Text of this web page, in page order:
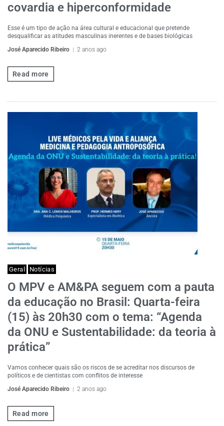
covardia e hiperconformidade
Esse é um tipo de ação na área cultural e educacional que pretende
desqualificar as atitudes masculinas inerentes e de bases biológicas
José Aparecido Ribeiro
2 anos ago
Read more
Geral Notícias
O MPV e AM&PA seguem com a pauta
da educação no Brasil: Quarta-feira
(15) às 20h30 com o tema: “Agenda
da ONU e Sustentabilidade: da teoria à
prática”
Vamos conhecer quais são os riscos de se acreditar nos discursos de
políticos e de cientistas com conflitos de interesse
José Aparecido Ribeiro
2 anos ago
Read more